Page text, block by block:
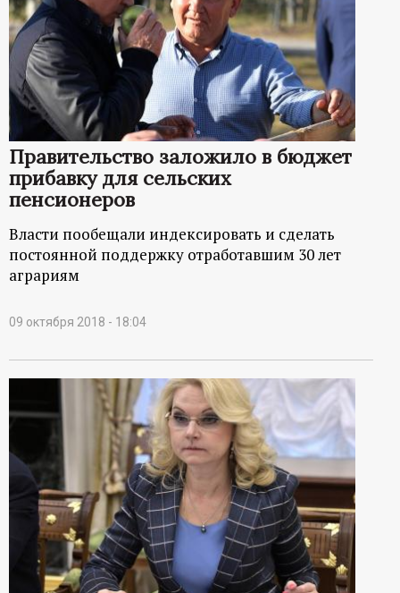
Правительство заложило в бюджет
прибавку для сельских
пенсионеров
Власти пообещали индексировать и сделать
постоянной поддержку отработавшим 30 лет
аграриям
09 октября 2018 - 18:04